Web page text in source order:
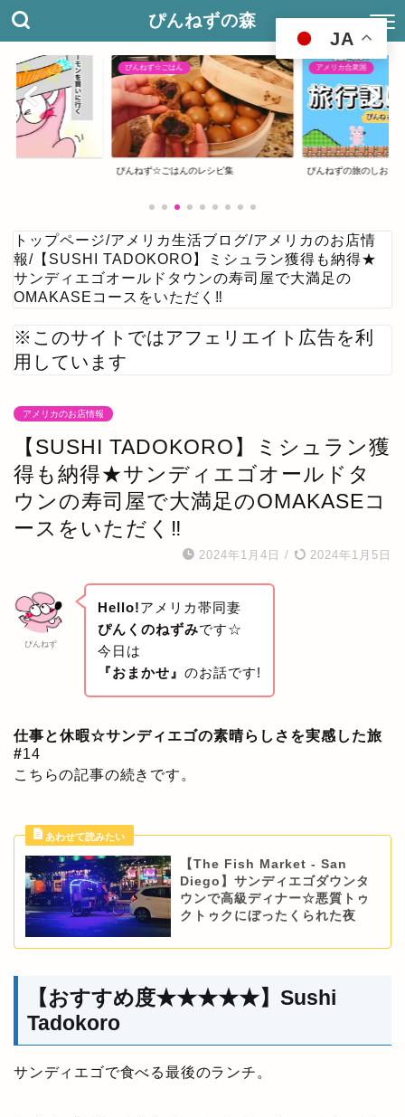
ぴんねずの森
ぴんねず☆ごはん
ぴんねず☆ごはんのレシピ集
アメリカ合衆国
ぴんねずの旅のしおり
トップページ/アメリカ生活ブログ/アメリカのお店情
報/ 【SUSHI TADOKORO】ミシュラン獲得も納得★
サンディエゴオールドタウンの寿司屋で大満足の
OMAKASEコースをいただく‼
※このサイトではアフェリエイト広告を利
用しています
アメリカのお店情報
【SUSHI TADOKORO】ミシュラン獲
得も納得★サンディエゴオールドタ
ウンの寿司屋で大満足のOMAKASEコ
ースをいただく‼
2024年1月4日 / 2024年1月5日
ぴんねず
Hello!アメリカ帯同妻
ぴんくのねずみです☆
今日は
『おまかせ』 のお話です!
仕事と休暇☆サンディエゴの素晴らしさを実感した旅
#14
こちらの記事の続きです。
【The Fish Market - San
Diego】サンディエゴダウンタ
ウンで高級ディナー☆悪質トゥ
クトゥクにぼったくられた夜
【おすすめ度★★★★★】Sushi
Tadokoro
サンディエゴで食べる最後のランチ。
JA